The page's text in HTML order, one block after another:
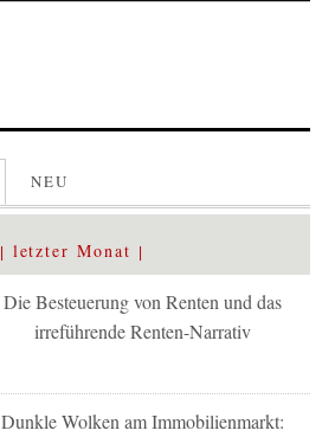
NEU
letzter Monat
Die Besteuerung von Renten und das
irreführende Renten-Narrativ
Dunkle Wolken am Immobilienmarkt: